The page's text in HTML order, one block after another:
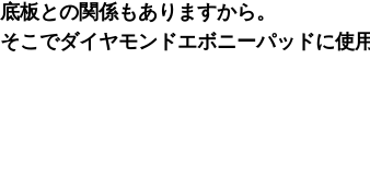
底板との関係もありますから。
そこでダイヤモンドエボニーパッドに使